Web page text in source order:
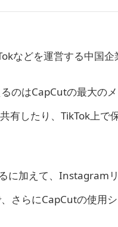
などを運営する中国
のはCapCutの最大の
有したり、TikTok上
に加えて、Instagram
さらにCapCutの使用シ